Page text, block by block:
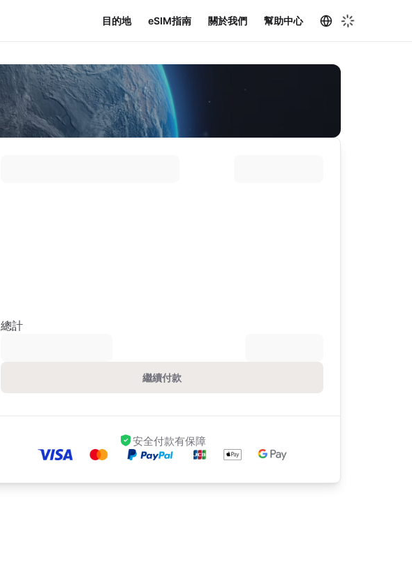
目的地 eSIM指南 關於我們 幫助中心
總計
繼續付款
安全付款有保障